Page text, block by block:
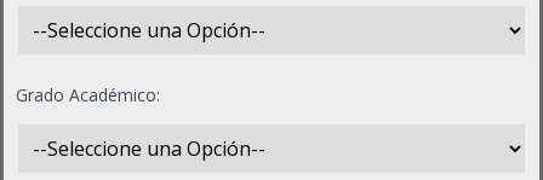
Grado Académico: